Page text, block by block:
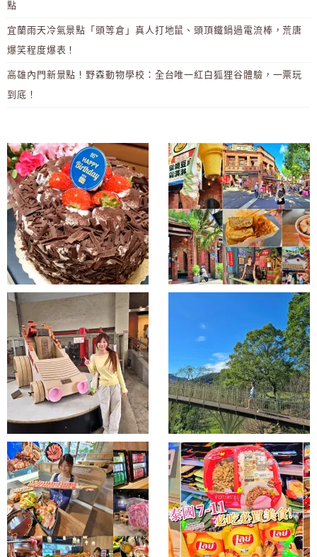
點
宜蘭雨天冷氣景點「頭等倉」真人打地鼠、頭頂鐵鍋過電流棒，荒唐
爆笑程度爆表！
高雄內門新景點！野森動物學校：全台唯一紅白狐狸谷體驗，一票玩
到底！